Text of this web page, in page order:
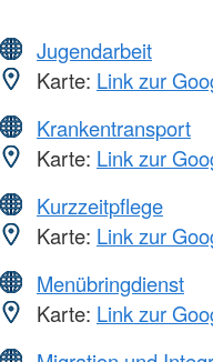
Jugendarbeit
Karte: Link zur
Krankentransport
Karte: Link zur
Kurzzeitpflege
Karte: Link zur
Menübringdienst
Karte: Link zur